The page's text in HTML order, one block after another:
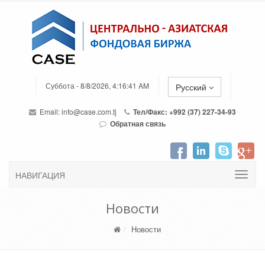
Суббота - 8/8/2026, 4:16:41 AM Русский
Email:info@case.com.tj
Тел/Факс: +992 (37) 227-34-93
Обратная связь
НАВИГАЦИЯ
Новости
Новости